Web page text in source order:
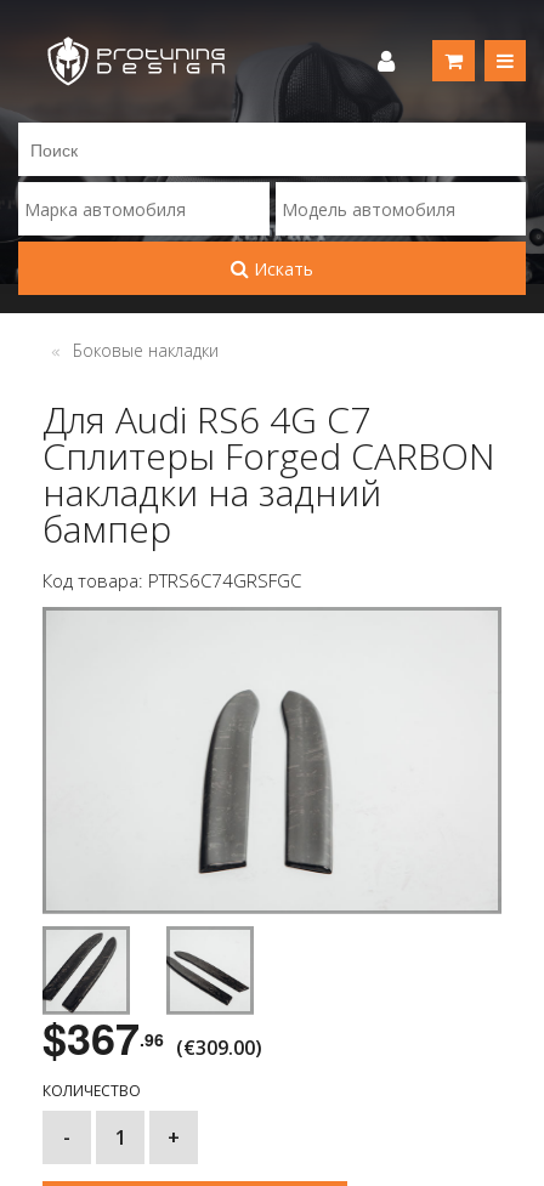
Искать
Боковые накладки
Для Audi RS6 4G C7
Сплитеры Forged CARBON
накладки на задний
бампер
Код товара: PTRS6C74GRSFGC
$367.96 (€309.00)
КОЛИЧЕСТВО
- 1 +